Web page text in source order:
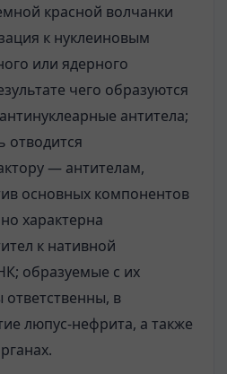
красной волчанки
к нуклеиновым
или ядерного
чего образуются
антитела;
— антителам,
основных компонентов
характерна
к нативной
образуемые с их
в
люпус-нефрита, а также